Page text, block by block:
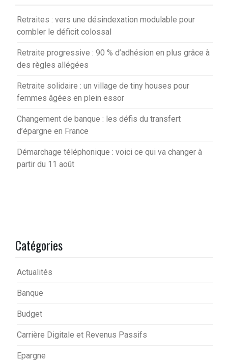
Retraites : vers une désindexation modulable pour
combler le déficit colossal
Retraite progressive : 90 % d’adhésion en plus grâce à
des règles allégées
Retraite solidaire : un village de tiny houses pour
femmes âgées en plein essor
Changement de banque : les défis du transfert
d’épargne en France
Démarchage téléphonique : voici ce qui va changer à
partir du 11 août
Catégories
Actualités
Banque
Budget
Carrière Digitale et Revenus Passifs
Epargne